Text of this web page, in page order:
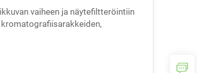
vaiheen ja näytefiltteröintiin